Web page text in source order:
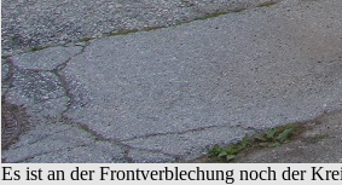
Es ist an der Frontverblechung noch der